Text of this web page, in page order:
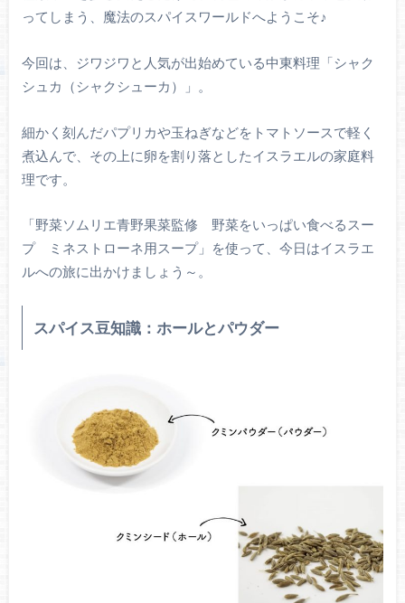
ってしまう、魔法のスパイスワールドへようこそ♪
今回は、ジワジワと人気が出始めている中東料理「シャク
シュカ（シャクシューカ）」。
細かく刻んだパプリカや玉ねぎなどをトマトソースで軽く
煮込んで、その上に卵を割り落としたイスラエルの家庭料
理です。
「野菜ソムリエ青野果菜監修 野菜をいっぱい食べるスー
プ ミネストローネ用スープ」を使って、今日はイスラエ
ルへの旅に出かけましょう～。
スパイス豆知識：ホールとパウダー